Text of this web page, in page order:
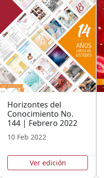
❮
Horizontes del
Conocimiento No.
144 | Febrero 2022
10 Feb 2022
Ver edición